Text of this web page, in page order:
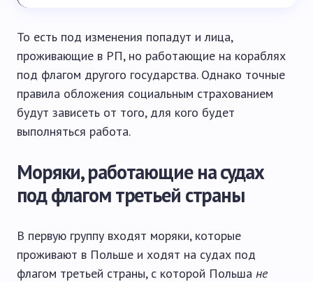
То есть под изменения попадут и лица,
проживающие в РП, но работающие на кораблях
под флагом другого государства. Однако точные
правила обложения социальным страхованием
будут зависеть от того, для кого будет
выполняться работа.
Моряки, работающие на судах
под флагом третьей страны
В первую группу входят моряки, которые
проживают в Польше и ходят на судах под
флагом третьей страны, с которой Польша не